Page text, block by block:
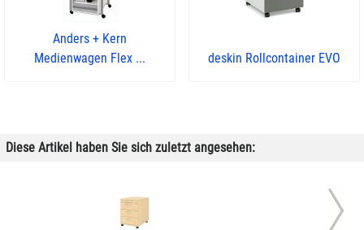
Anders + Kern
Medienwagen Flex ...
deskin Rollcontainer EVO
Diese Artikel haben Sie sich zuletzt angesehen: